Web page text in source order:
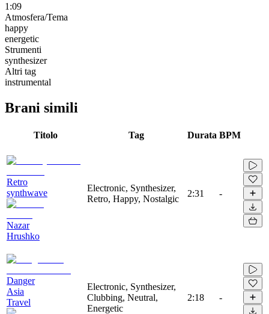
1:09
Atmosfera/Tema
happy
energetic
Strumenti
synthesizer
Altri tag
instrumental
Brani simili
Titolo Tag Durata BPM
Retro
synthwave
Nazar
Hrushko
Electronic, Synthesizer,
Retro, Happy, Nostalgic
2:31 -
Danger
Asia
Travel
Electronic, Synthesizer,
Clubbing, Neutral,
Energetic
2:18 -